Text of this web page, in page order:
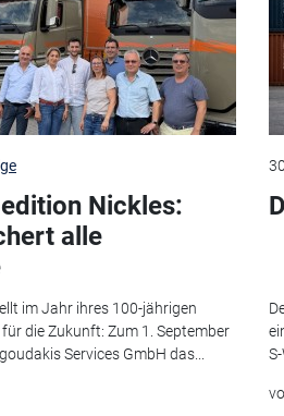
Nickles:
alle
im Jahr ihres 100-jährigen
die Zukunft: Zum 1. September
Services GmbH das...